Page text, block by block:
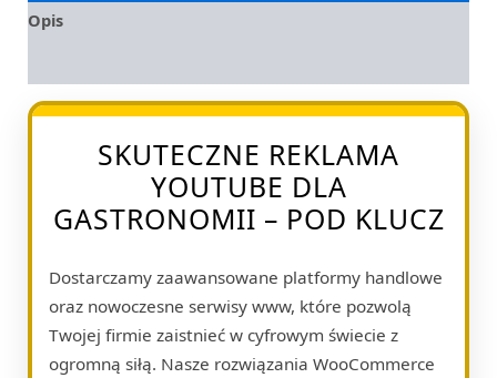
Opis
SKUTECZNE REKLAMA
YOUTUBE DLA
GASTRONOMII – POD KLUCZ
Dostarczamy zaawansowane platformy handlowe
oraz nowoczesne serwisy www, które pozwolą
Twojej firmie zaistnieć w cyfrowym świecie z
ogromną siłą. Nasze rozwiązania WooCommerce